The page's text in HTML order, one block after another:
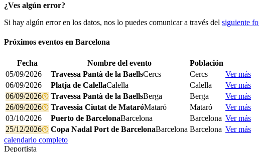
¿Ves algún error?
Si hay algún error en los datos, nos lo puedes comunicar a través del siguiente
Próximos eventos en Barcelona
Fecha Nombre del evento
Población
05/09/2026
Travessa Pantà de la BaellsCercs Cercs
Ver más
06/09/2026
Platja de CalellaCalella Calella
Ver más
06/09/2026
Travessa Pantà de la BaellsBerga Berga
Ver más
26/09/2026
Travessia Ciutat de MataróMataró Mataró
Ver más
03/10/2026
Puerto de BarcelonaBarcelona Barcelona Ver más
25/12/2026
Copa Nadal Port de BarcelonaBarcelona Barcelona Ver más
calendario completo
Deportista